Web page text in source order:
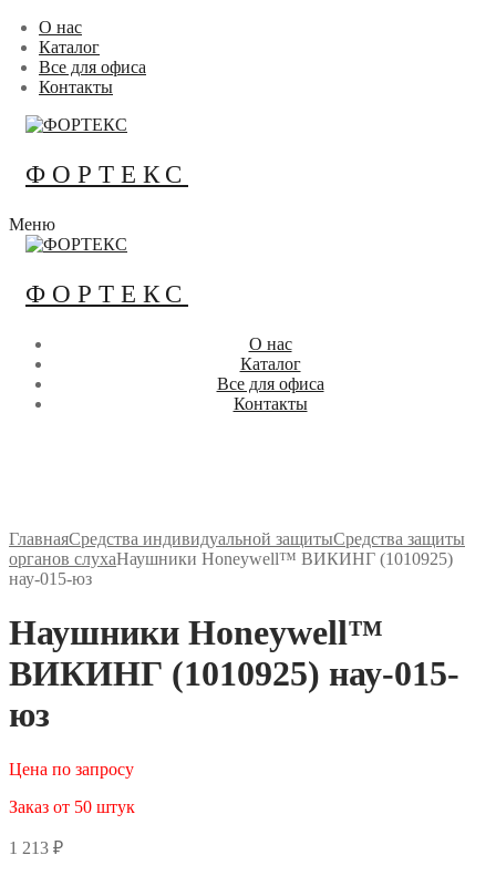
Перейти
содержимому
Меню
Закрыть
О нас
Каталог
Все для офиса
Контакты
ФОРТЕКС
Меню
ФОРТЕКС
О нас
Каталог
Все для офиса
Контакты
ГлавнаяСредства индивидуальной защитыСредства защиты
органов слухаНаушники Honeywell™ ВИКИНГ (1010925)
нау-015-юз
Наушники Honeywell™
ВИКИНГ (1010925) нау-015-
юз
Цена по запросу
Заказ от 50 штук
1 213 ₽